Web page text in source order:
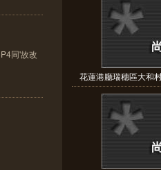
同'故改
花蓮港廳瑞穗區大和